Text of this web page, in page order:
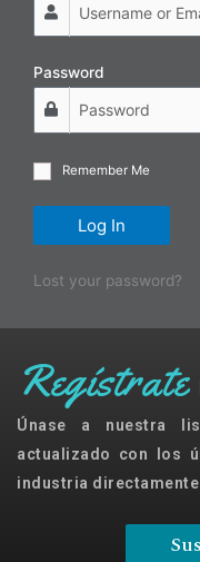
Password
Remember Me
Log In
Lost your password?
Regístrate
Únase a nuestra
actualizado con los
industria directamente
País
Water